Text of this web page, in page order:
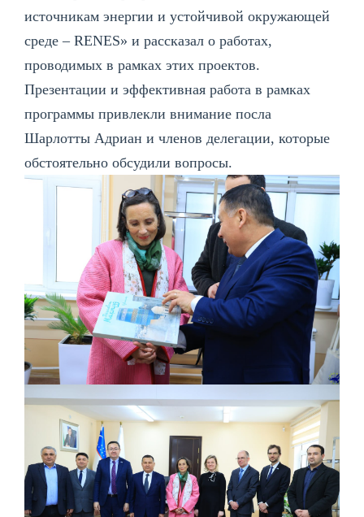
источникам энергии и устойчивой окружающей
среде – RENES» и рассказал о работах,
проводимых в рамках этих проектов.
Презентации и эффективная работа в рамках
программы привлекли внимание посла
Шарлотты Адриан и членов делегации, которые
обстоятельно обсудили вопросы.